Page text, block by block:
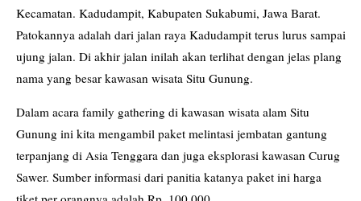
Kecamatan. Kadudampit, Kabupaten Sukabumi, Jawa Barat.
Patokannya adalah dari jalan raya Kadudampit terus lurus sampai
ujung jalan. Di akhir jalan inilah akan terlihat dengan jelas plang
nama yang besar kawasan wisata Situ Gunung.
Dalam acara family gathering di kawasan wisata alam Situ
Gunung ini kita mengambil paket melintasi jembatan gantung
terpanjang di Asia Tenggara dan juga eksplorasi kawasan Curug
Sawer. Sumber informasi dari panitia katanya paket ini harga